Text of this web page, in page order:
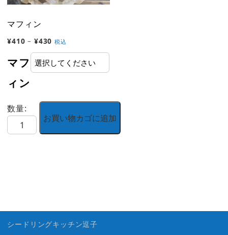
マフィン
¥410 –¥430 価
格
帯:
¥430
税込
マフ
ィン
数量:
フ
お買い物カゴに追加
シードリングキッチン逗子